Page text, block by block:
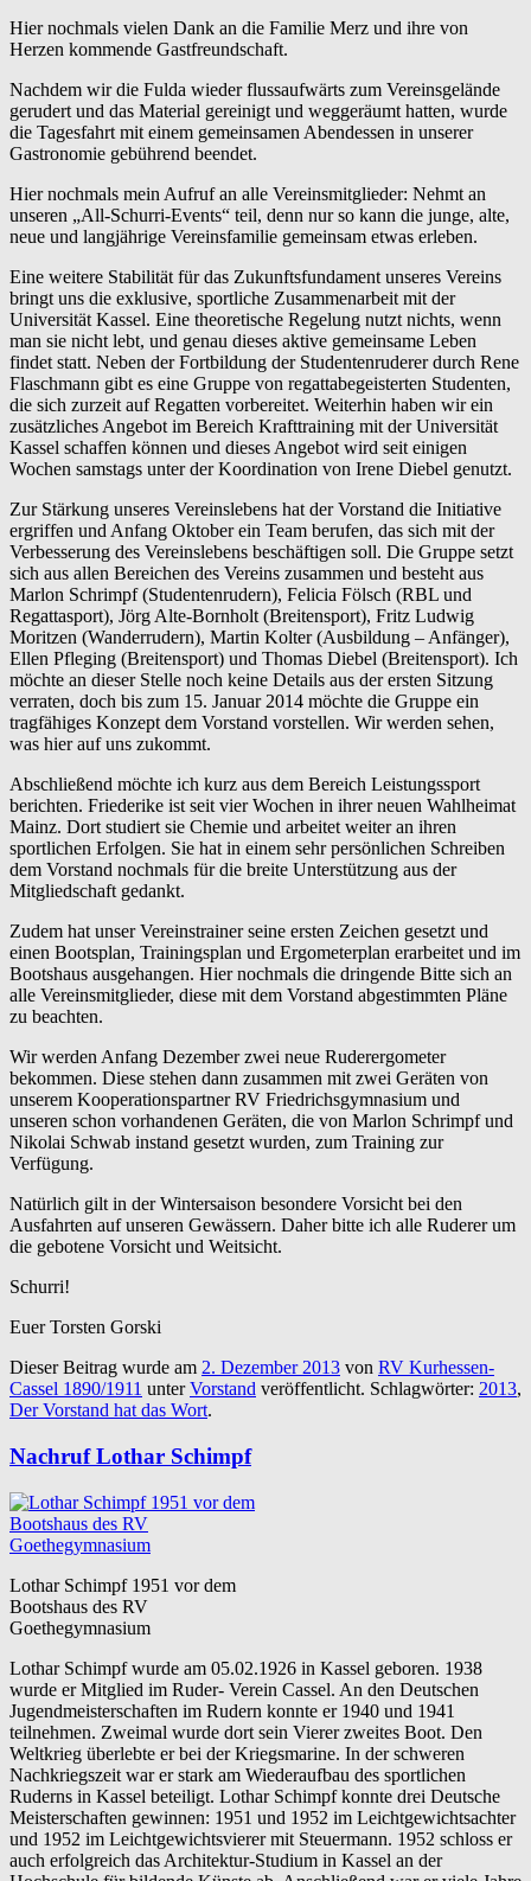
Hier nochmals vielen Dank an die Familie Merz und ihre von
Herzen kommende Gastfreundschaft.
Nachdem wir die Fulda wieder flussaufwärts zum Vereinsgelände
gerudert und das Material gereinigt und weggeräumt hatten, wurde
die Tagesfahrt mit einem gemeinsamen Abendessen in unserer
Gastronomie gebührend beendet.
Hier nochmals mein Aufruf an alle Vereinsmitglieder: Nehmt an
unseren „All-Schurri-Events“ teil, denn nur so kann die junge, alte,
neue und langjährige Vereinsfamilie gemeinsam etwas erleben.
Eine weitere Stabilität für das Zukunftsfundament unseres Vereins
bringt uns die exklusive, sportliche Zusammenarbeit mit der
Universität Kassel. Eine theoretische Regelung nutzt nichts, wenn
man sie nicht lebt, und genau dieses aktive gemeinsame Leben
findet statt. Neben der Fortbildung der Studentenruderer durch Rene
Flaschmann gibt es eine Gruppe von regattabegeisterten Studenten,
die sich zurzeit auf Regatten vorbereitet. Weiterhin haben wir ein
zusätzliches Angebot im Bereich Krafttraining mit der Universität
Kassel schaffen können und dieses Angebot wird seit einigen
Wochen samstags unter der Koordination von Irene Diebel genutzt.
Zur Stärkung unseres Vereinslebens hat der Vorstand die Initiative
ergriffen und Anfang Oktober ein Team berufen, das sich mit der
Verbesserung des Vereinslebens beschäftigen soll. Die Gruppe setzt
sich aus allen Bereichen des Vereins zusammen und besteht aus
Marlon Schrimpf (Studentenrudern), Felicia Fölsch (RBL und
Regattasport), Jörg Alte-Bornholt (Breitensport), Fritz Ludwig
Moritzen (Wanderrudern), Martin Kolter (Ausbildung – Anfänger),
Ellen Pfleging (Breitensport) und Thomas Diebel (Breitensport). Ich
möchte an dieser Stelle noch keine Details aus der ersten Sitzung
verraten, doch bis zum 15. Januar 2014 möchte die Gruppe ein
tragfähiges Konzept dem Vorstand vorstellen. Wir werden sehen,
was hier auf uns zukommt.
Abschließend möchte ich kurz aus dem Bereich Leistungssport
berichten. Friederike ist seit vier Wochen in ihrer neuen Wahlheimat
Mainz. Dort studiert sie Chemie und arbeitet weiter an ihren
sportlichen Erfolgen. Sie hat in einem sehr persönlichen Schreiben
dem Vorstand nochmals für die breite Unterstützung aus der
Mitgliedschaft gedankt.
Zudem hat unser Vereinstrainer seine ersten Zeichen gesetzt und
einen Bootsplan, Trainingsplan und Ergometerplan erarbeitet und im
Bootshaus ausgehangen. Hier nochmals die dringende Bitte sich an
alle Vereinsmitglieder, diese mit dem Vorstand abgestimmten Pläne
zu beachten.
Wir werden Anfang Dezember zwei neue Ruderergometer
bekommen. Diese stehen dann zusammen mit zwei Geräten von
unserem Kooperationspartner RV Friedrichsgymnasium und
unseren schon vorhandenen Geräten, die von Marlon Schrimpf und
Nikolai Schwab instand gesetzt wurden, zum Training zur
Verfügung.
Natürlich gilt in der Wintersaison besondere Vorsicht bei den
Ausfahrten auf unseren Gewässern. Daher bitte ich alle Ruderer um
die gebotene Vorsicht und Weitsicht.
Schurri!
Euer Torsten Gorski
Dieser Beitrag wurde am 2. Dezember 2013 von RV Kurhessen-
Cassel 1890/1911 unterVorstand veröffentlicht. Schlagwörter: 2013,
Der Vorstand hat das Wort.
Nachruf Lothar Schimpf
Lothar Schimpf 1951 vor dem
Bootshaus des RV
Goethegymnasium
Lothar Schimpf wurde am 05.02.1926 in Kassel geboren. 1938
wurde er Mitglied im Ruder- Verein Cassel. An den Deutschen
Jugendmeisterschaften im Rudern konnte er 1940 und 1941
teilnehmen. Zweimal wurde dort sein Vierer zweites Boot. Den
Weltkrieg überlebte er bei der Kriegsmarine. In der schweren
Nachkriegszeit war er stark am Wiederaufbau des sportlichen
Ruderns in Kassel beteiligt. Lothar Schimpf konnte drei Deutsche
Meisterschaften gewinnen: 1951 und 1952 im Leichtgewichtsachter
und 1952 im Leichtgewichtsvierer mit Steuermann. 1952 schloss er
auch erfolgreich das Architektur-Studium in Kassel an der